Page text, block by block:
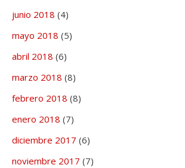
junio 2018 (4)
mayo 2018 (5)
abril 2018 (6)
marzo 2018 (8)
febrero 2018 (8)
enero 2018 (7)
diciembre 2017 (6)
noviembre 2017 (7)